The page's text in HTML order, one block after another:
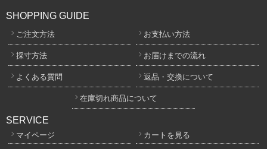
SHOPPING GUIDE
ご注文方法 お支払い方法
採寸方法 お届けまでの流れ
よくある質問 返品・交換について
在庫切れ商品について
SERVICE
マイページ カートを見る